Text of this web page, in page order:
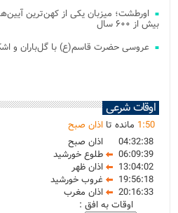
اورطشت؛ میزبان یکی از کهن‌ترین
بیش از ۶۰۰ سال
عروسی حضرت قاسم(ع) با گل‌باران و
اوقات شرعی
1:50 مانده تا اذان صبح
04:32:38
اذان صبح
06:09:39
طلوع خورشید
13:04:02
اذان ظهر
19:56:18
غروب خورشید
20:16:33
اذان مغرب
اوقات به افق :